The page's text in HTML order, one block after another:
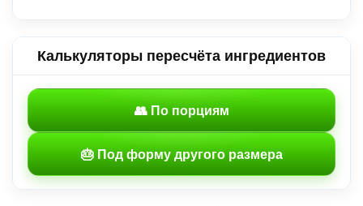
Калькуляторы пересчёта ингредиентов
👥 По порциям
🎂 Под форму другого размера